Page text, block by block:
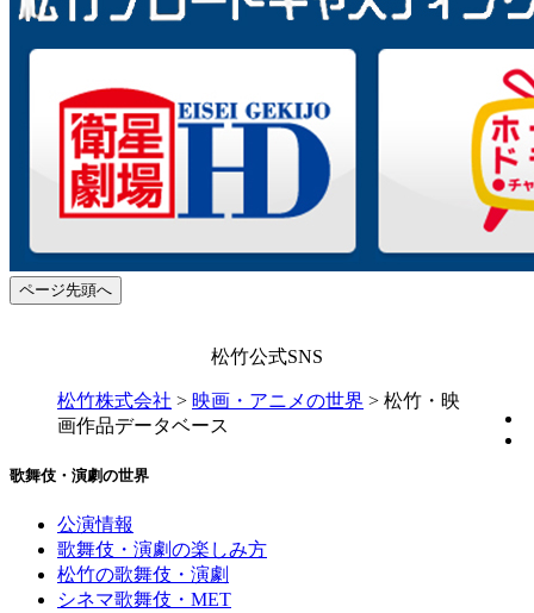
ページ先頭へ
松竹公式SNS
松竹株式会社 > 映画・アニメの世界 > 松竹・映
画作品データベース
歌舞伎・演劇の世界
公演情報
歌舞伎・演劇の楽しみ方
松竹の歌舞伎・演劇
シネマ歌舞伎・MET